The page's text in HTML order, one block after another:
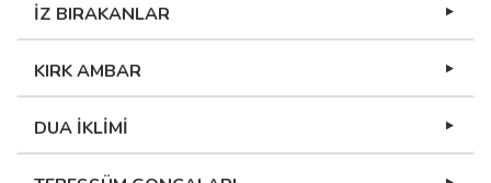
İZ BIRAKANLAR
KIRK AMBAR
DUA İKLİMİ